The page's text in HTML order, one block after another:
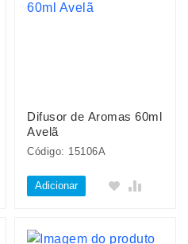
Difusor de Aromas 60ml
Avelã
Código: 15106A
Adicionar